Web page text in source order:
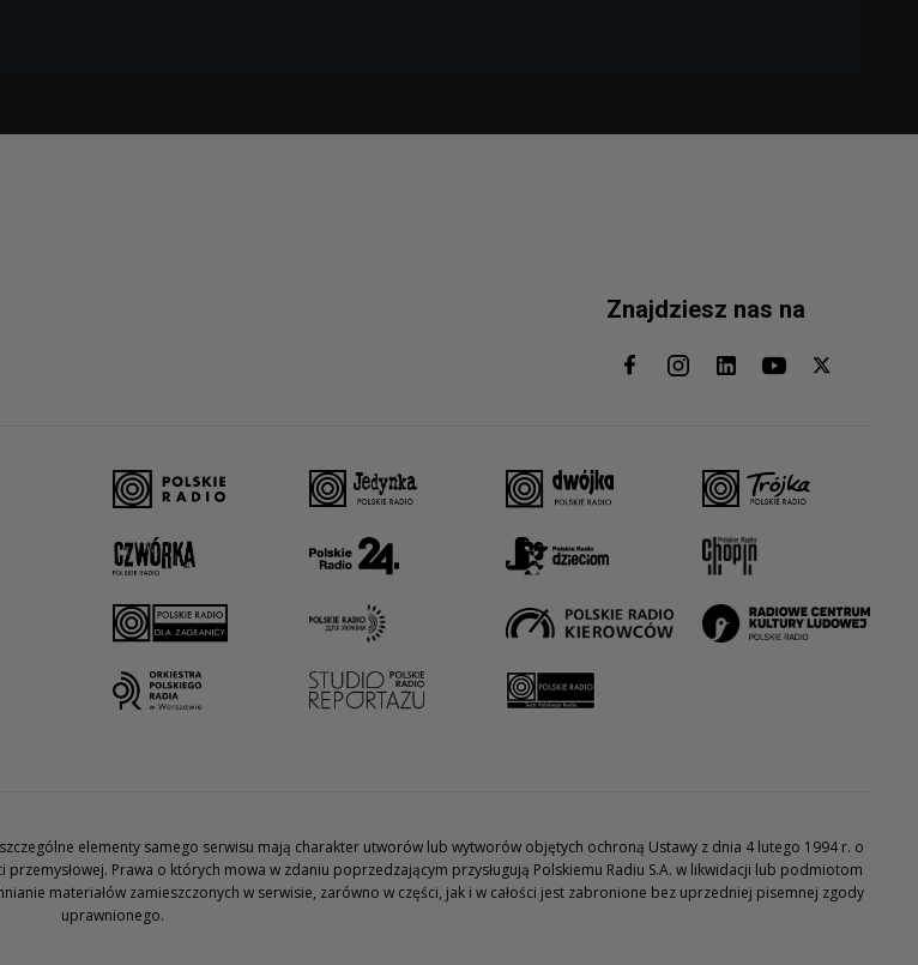
Znajdziesz nas na
elementy samego serwisu mają charakter utworów lub wytworów objętych ochroną Ustawy z dnia 4 lutego 1994 r. o
Prawa o których mowa w zdaniu poprzedzającym przysługują Polskiemu Radiu S.A. w likwidacji lub podmiotom
materiałów zamieszczonych w serwisie, zarówno w części, jak i w całości jest zabronione bez uprzedniej pisemnej zgody
uprawnionego.